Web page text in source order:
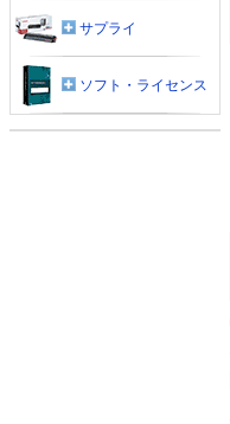
サプライ
ソフト・ライセンス